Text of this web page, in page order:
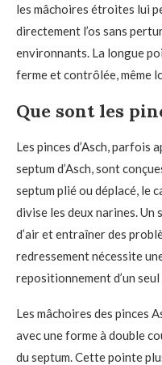
les mâchoires étroites lui
directement l’os sans
environnants. La longue
ferme et contrôlée, même
Que sont les
Les pinces d’Asch, parfois
septum d’Asch, sont
septum plié ou déplacé, le
divise les deux narines. Un
d’air et entraîner des
redressement nécessite
repositionnement d’un
Les mâchoires des pinces
avec une forme à double
du septum. Cette pointe